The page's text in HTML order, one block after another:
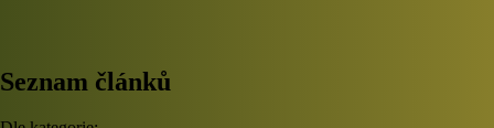
Seznam článků